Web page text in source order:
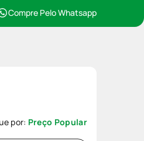
Compre Pelo Whatsapp
por: Preço Popular